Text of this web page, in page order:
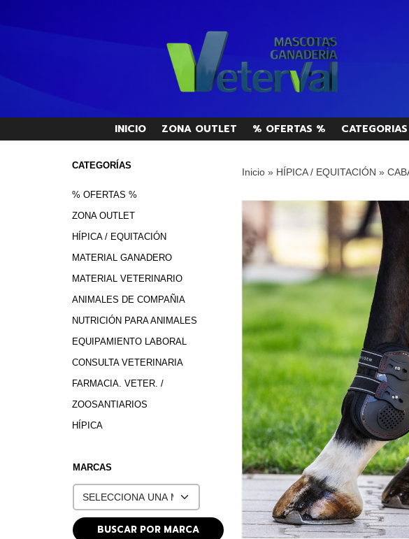
INICIO ZONA OUTLET % OFERTAS % CATEGORIAS
CATEGORÍAS
% OFERTAS %
ZONA OUTLET
HÍPICA / EQUITACIÓN
MATERIAL GANADERO
MATERIAL VETERINARIO
ANIMALES DE COMPAÑIA
NUTRICIÓN PARA ANIMALES
EQUIPAMIENTO LABORAL
CONSULTA VETERINARIA
FARMACIA. VETER. /
ZOOSANTIARIOS
HÍPICA
MARCAS
Inicio» HÍPICA / EQUITACIÓN »